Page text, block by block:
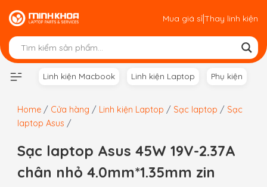
Skip
to
content
Mua giá sỉ|Thay linh kiện
Linh kiện Macbook Linh kiện Laptop Phụ kiện
Home / Cửa hàng / Linh kiện Laptop / Sạc laptop / Sạc
laptop Asus /
Sạc laptop Asus 45W 19V-2.37A
chân nhỏ 4.0mm*1.35mm zin